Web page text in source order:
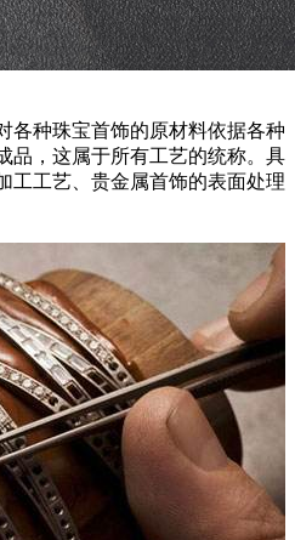
各种珠宝首饰的原材料依据各种
品，这属于所有工艺的统称。具
工工艺、贵金属首饰的表面处理